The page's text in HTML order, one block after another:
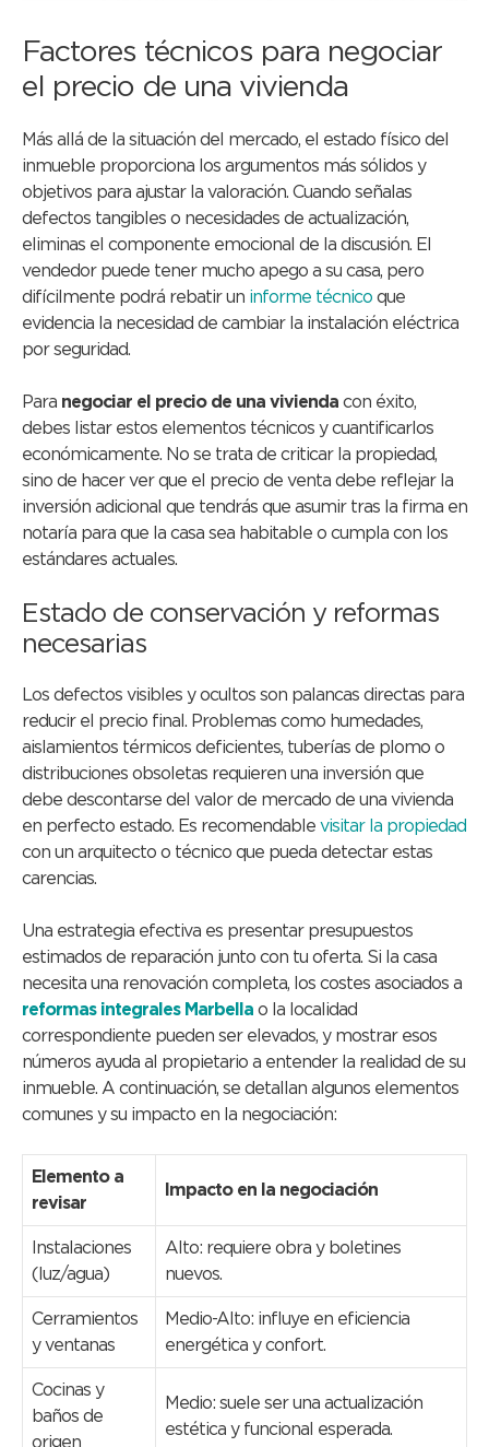
Factores técnicos para negociar
el precio de una vivienda
Más allá de la situación del mercado, el estado físico del
inmueble proporciona los argumentos más sólidos y
objetivos para ajustar la valoración. Cuando señalas
defectos tangibles o necesidades de actualización,
eliminas el componente emocional de la discusión. El
vendedor puede tener mucho apego a su casa, pero
difícilmente podrá rebatir un informe técnico que
evidencia la necesidad de cambiar la instalación eléctrica
por seguridad.
Para negociar el precio de una vivienda con éxito,
debes listar estos elementos técnicos y cuantificarlos
económicamente. No se trata de criticar la propiedad,
sino de hacer ver que el precio de venta debe reflejar la
inversión adicional que tendrás que asumir tras la firma en
notaría para que la casa sea habitable o cumpla con los
estándares actuales.
Estado de conservación y reformas
necesarias
Los defectos visibles y ocultos son palancas directas para
reducir el precio final. Problemas como humedades,
aislamientos térmicos deficientes, tuberías de plomo o
distribuciones obsoletas requieren una inversión que
debe descontarse del valor de mercado de una vivienda
en perfecto estado. Es recomendable visitar la propiedad
con un arquitecto o técnico que pueda detectar estas
carencias.
Una estrategia efectiva es presentar presupuestos
estimados de reparación junto con tu oferta. Si la casa
necesita una renovación completa, los costes asociados a
reformas integrales Marbella o la localidad
correspondiente pueden ser elevados, y mostrar esos
números ayuda al propietario a entender la realidad de su
inmueble. A continuación, se detallan algunos elementos
comunes y su impacto en la negociación:
Elemento a
revisar
Impacto en la negociación
Instalaciones
(luz/agua)
Alto: requiere obra y boletines
nuevos.
Cerramientos
y ventanas
Medio-Alto: influye en eficiencia
energética y confort.
Cocinas y
baños de
origen
Medio: suele ser una actualización
estética y funcional esperada.